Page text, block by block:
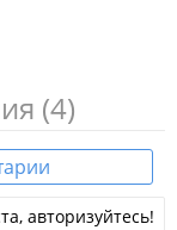
генератора по
(4)
авторизуйтесь!